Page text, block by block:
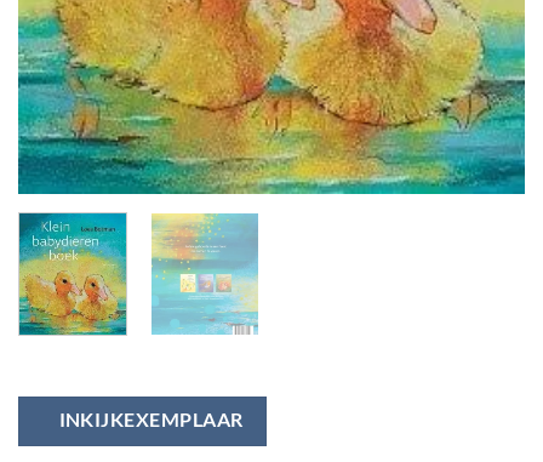
INKIJKEXEMPLAAR